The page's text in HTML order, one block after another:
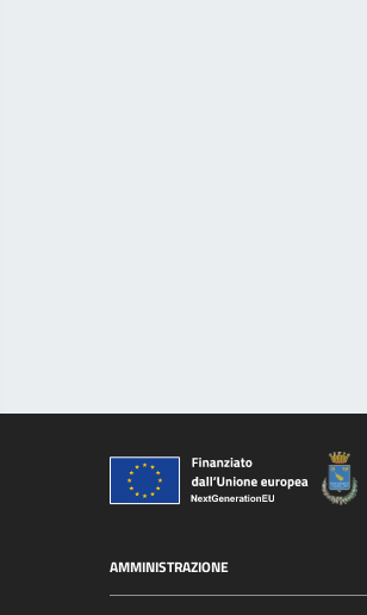
AMMINISTRAZIONE